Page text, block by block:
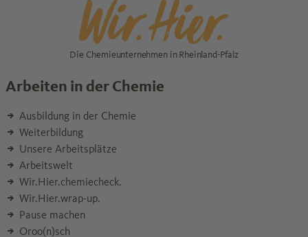
Die Chemieunternehmen in Rheinland-Pfalz
Arbeiten in der Chemie
Ausbildung in der Chemie
Weiterbildung
Unsere Arbeitsplätze
Arbeitswelt
Wir.Hier.chemiecheck.
Wir.Hier.wrap-up.
Pause machen
Oroo(n)sch